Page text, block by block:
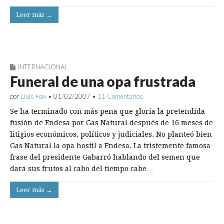
Leer más →
INTERNACIONAL
Funeral de una opa frustrada
por Lluís Foix • 01/02/2007 • 11 Comentarios
Se ha terminado con más pena que gloria la pretendida
fusión de Endesa por Gas Natural después de 16 meses de
litigios económicos, políticos y judiciales. No planteó bien
Gas Natural la opa hostil a Endesa. La tristemente famosa
frase del presidente Gabarró hablando del semen que
dará sus frutos al cabo del tiempo cabe…
Leer más →